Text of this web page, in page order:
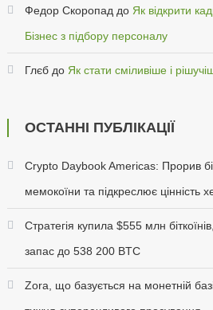
Федор Скоропаддо Як відкрити
Бізнес з підбору персоналу
Глєбдо Як стати сміливіше і
ОСТАННІ ПУБЛІКАЦІЇ
Crypto Daybook Americas: Прорив
мемокоїни та підкреслює цінність
Стратегія купила $555 млн
запас до 538 200 BTC
Zora, що базується на монетній